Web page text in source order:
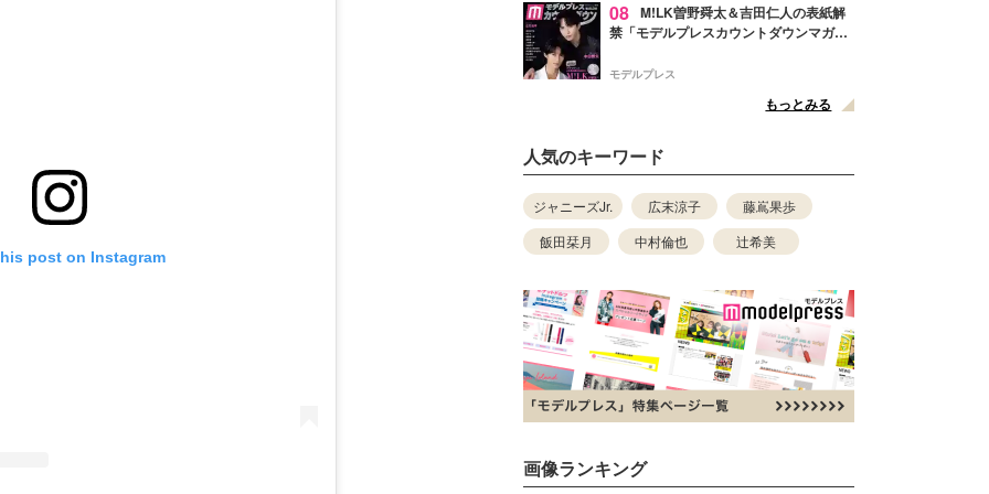
post on Instagram
08 M!LK曽野舜太＆吉田仁人の表紙解
禁「モデルプレスカウントダウンマガジ
モデルプレス
もっとみる
人気のキーワード
ジャニーズJr. 広末涼子
藤嶌果歩
飯田栞月
中村倫也 辻希美
画像ランキング